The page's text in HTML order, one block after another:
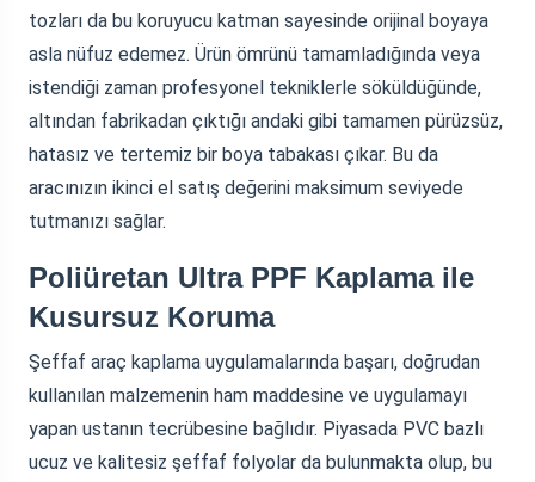
tozları da bu koruyucu katman sayesinde orijinal boyaya
asla nüfuz edemez. Ürün ömrünü tamamladığında veya
istendiği zaman profesyonel tekniklerle söküldüğünde,
altından fabrikadan çıktığı andaki gibi tamamen pürüzsüz,
hatasız ve tertemiz bir boya tabakası çıkar. Bu da
aracınızın ikinci el satış değerini maksimum seviyede
tutmanızı sağlar.
Poliüretan Ultra PPF Kaplama ile
Kusursuz Koruma
Şeffaf araç kaplama uygulamalarında başarı, doğrudan
kullanılan malzemenin ham maddesine ve uygulamayı
yapan ustanın tecrübesine bağlıdır. Piyasada PVC bazlı
ucuz ve kalitesiz şeffaf folyolar da bulunmakta olup, bu